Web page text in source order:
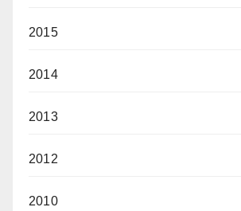
2015
2014
2013
2012
2010